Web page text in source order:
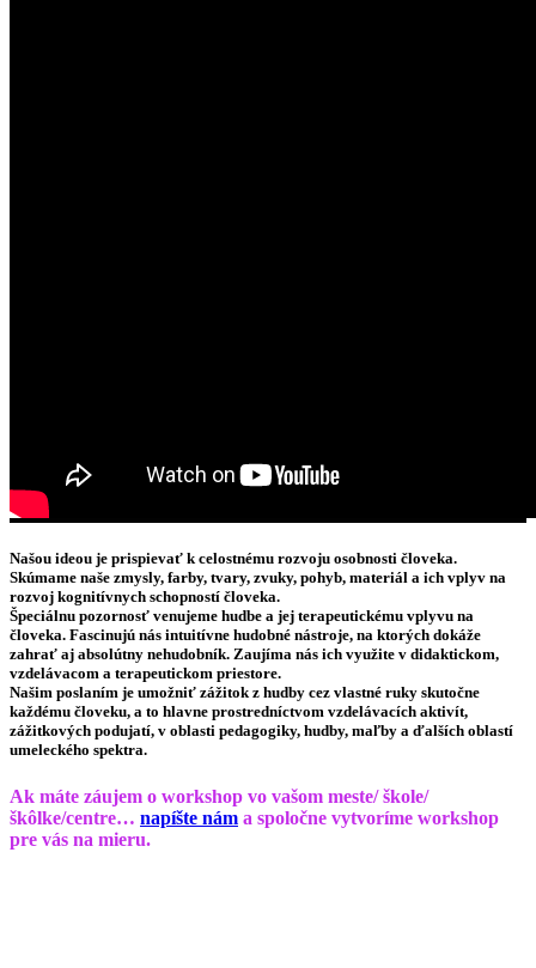
Našou ideou je prispievať k celostnému rozvoju osobnosti človeka.
Skúmame naše zmysly, farby, tvary, zvuky, pohyb, materiál a ich vplyv na
rozvoj kognitívnych schopností človeka.
Špeciálnu pozornosť venujeme hudbe a jej terapeutickému vplyvu na
človeka. Fascinujú nás intuitívne hudobné nástroje, na ktorých dokáže
zahrať aj absolútny nehudobník. Zaujíma nás ich využite v didaktickom,
vzdelávacom a terapeutickom priestore.
Našim poslaním je umožniť zážitok z hudby cez vlastné ruky skutočne
každému človeku, a to hlavne prostredníctvom vzdelávacích aktivít,
zážitkových podujatí, v oblasti pedagogiky, hudby, maľby a ďalších oblastí
umeleckého spektra.
Ak máte záujem o workshop vo vašom meste/ škole/
škôlke/centre… napíšte nám a spoločne vytvoríme workshop
pre vás na mieru.